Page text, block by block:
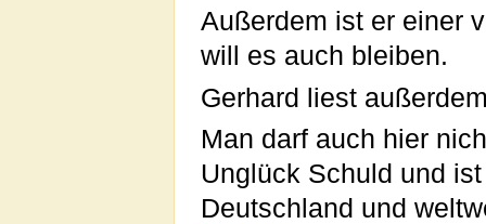
Außerdem ist er einer
will es auch bleiben.
Gerhard liest
Man darf auch hier
Unglück Schuld und
Deutschland und